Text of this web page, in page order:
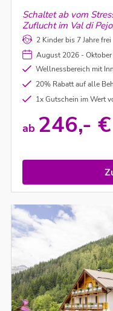
Schaltet ab vom
Zuflucht im Val di
Sole - fernab vom
vom Stilfserjoch-
rein, prickelnd und
2 Kinder bis 7 Jahre frei
August 2026 -
Wellnessbereich mit
20% Rabatt auf alle
1x Gutschein im Wert von €
ab 246,- €